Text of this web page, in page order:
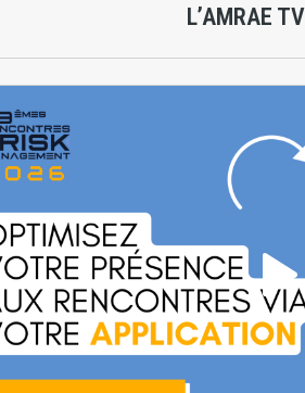
L’AMRAE TV